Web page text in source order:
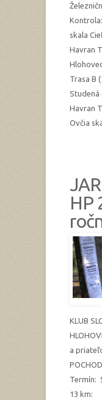
Havran
Trasa B
Studená
Havran
Ovčia
HP
KLUB
a
Termín:
13 km: